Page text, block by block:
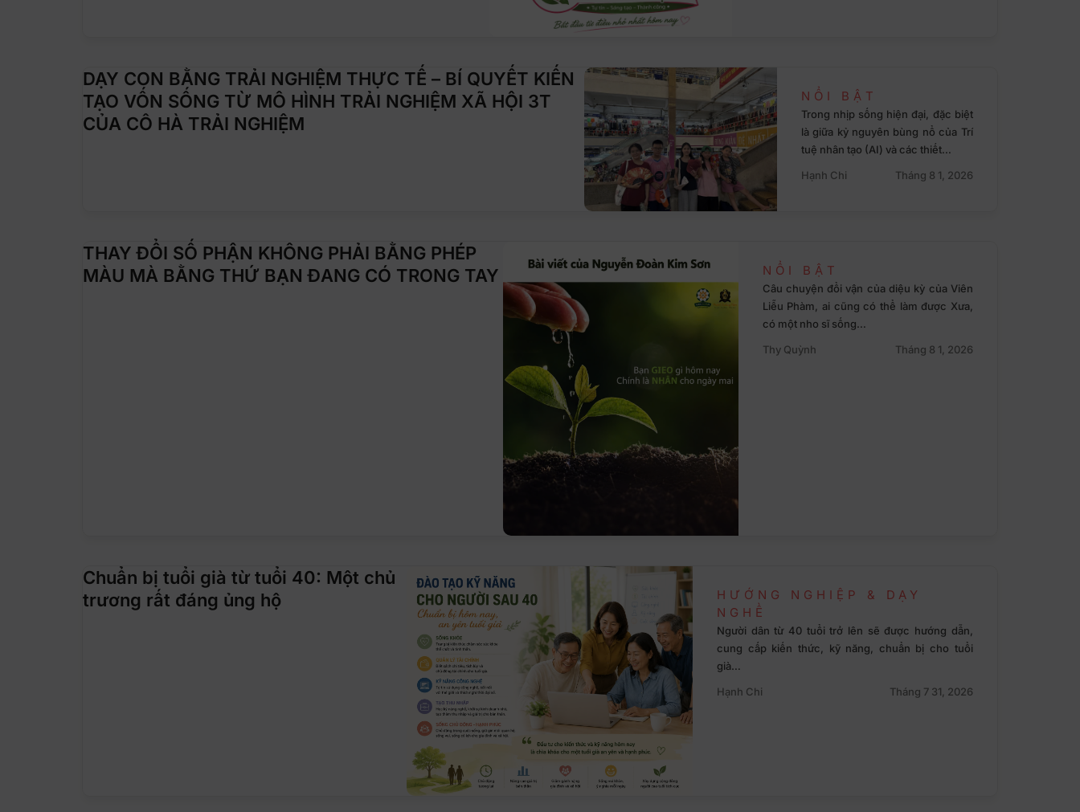
DẠY CON BẰNG TRẢI NGHIỆM THỰC TẾ – BÍ QUYẾT KIẾN
TẠO VỐN SỐNG TỪ MÔ HÌNH TRẢI NGHIỆM XÃ HỘI 3T
CỦA CÔ HÀ TRẢI NGHIỆM
NỔI BẬT
Trong nhịp sống hiện đại, đặc biệt
là giữa kỷ nguyên bùng nổ của Trí
tuệ nhân tạo (AI) và các thiết…
Hạnh Chi
Tháng 8 1, 2026
THAY ĐỔI SỐ PHẬN KHÔNG PHẢI BẰNG PHÉP
MÀU MÀ BẰNG THỨ BẠN ĐANG CÓ TRONG TAY
NỔI BẬT
Câu chuyện đổi vận của diệu kỳ của Viên
Liễu Phàm, ai cũng có thể làm được Xưa,
có một nho sĩ sống…
Thy Quỳnh
Tháng 8 1, 2026
Chuẩn bị tuổi già từ tuổi 40: Một chủ
trương rất đáng ủng hộ
HƯỚNG NGHIỆP & DẠY
NGHỀ
Người dân từ 40 tuổi trở lên sẽ được hướng dẫn,
cung cấp kiến thức, kỹ năng, chuẩn bị cho tuổi
già…
Hạnh Chi
Tháng 7 31, 2026